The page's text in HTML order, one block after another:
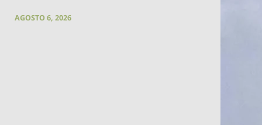
AGOSTO 6, 2026